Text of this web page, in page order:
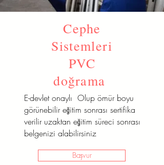
Cephe
Sistemleri
PVC
doğrama
E-devlet onaylı Olup ömür boyu
görünebilir eğitim sonrası sertifika
verilir uzaktan eğitim süreci sonrası
belgenizi alabilirsiniz
Başvur